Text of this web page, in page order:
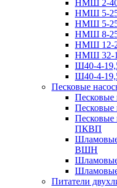
НМШ 2-
НМШ 5-
НМШ 5-
НМШ 8-25-
НМШ 12-
НМШ 32-
Ш40-4-
Ш40-4-
Песковые
Песковые
ПКВП
ВШН
Питатели